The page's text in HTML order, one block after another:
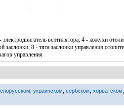
вентилятора; 4 - кожухи
8 - тяга заслонки управления
управления
украинском сербском хорватском